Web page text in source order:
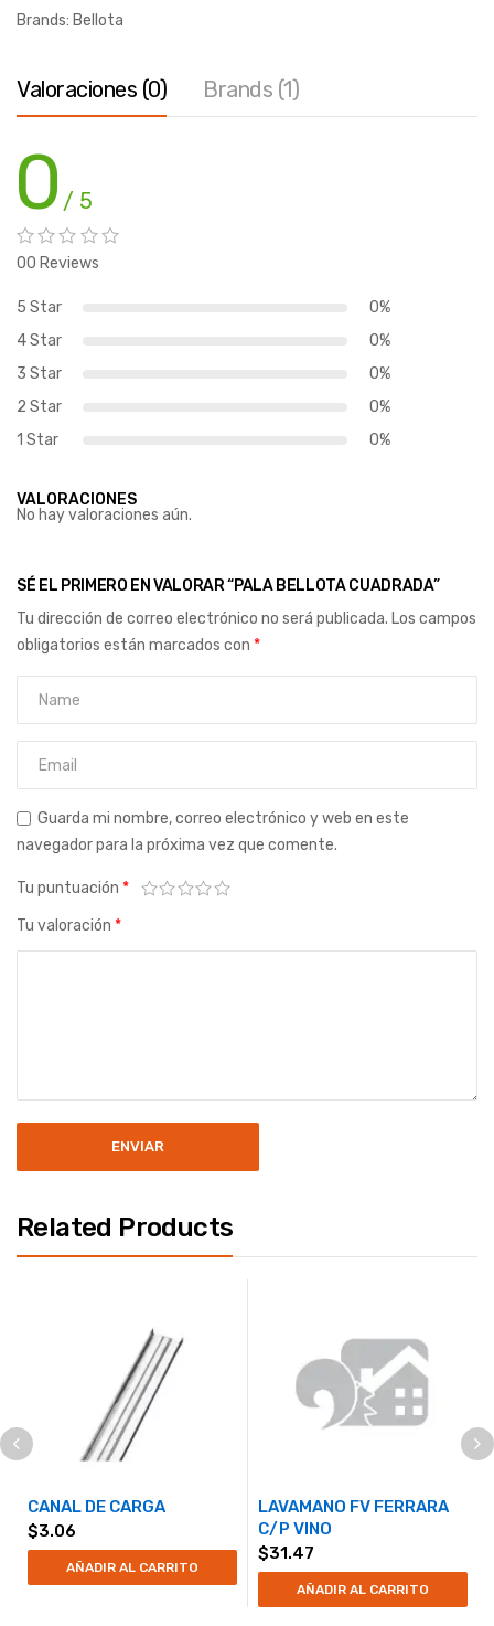
Brands: Bellota
Valoraciones (0) Brands (1)
0 / 5
00 Reviews
5 Star
0%
4 Star
0%
3 Star
0%
2 Star
0%
1 Star
0%
VALORACIONES
No hay valoraciones aún.
SÉ EL PRIMERO EN VALORAR “PALA BELLOTA CUADRADA”
Tu dirección de correo electrónico no será publicada. Los campos
obligatorios están marcados con *
Guarda mi nombre, correo electrónico y web en este
navegador para la próxima vez que comente.
Tu puntuación *
Tu valoración *
Related Products
CANAL DE CARGA
$3.06
AÑADIR AL CARRITO
LAVAMANO FV FERRARA
C/P VINO
$31.47
AÑADIR AL CARRITO